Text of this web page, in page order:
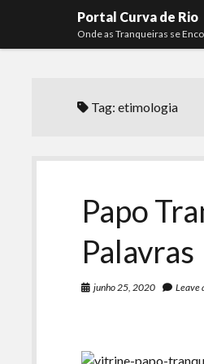
Portal Curva de Rio
Onde as Tranqueiras se
Tag:etimologia
Papo
Palavras
junho 25, 2020 Leave